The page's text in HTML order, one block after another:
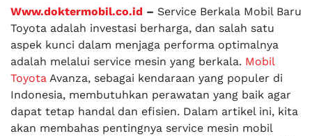
Www.doktermobil.co.id – Service Berkala Mobil Baru
Toyota adalah investasi berharga, dan salah satu
aspek kunci dalam menjaga performa optimalnya
adalah melalui service mesin yang berkala. Mobil
Toyota Avanza, sebagai kendaraan yang populer di
Indonesia, membutuhkan perawatan yang baik agar
dapat tetap handal dan efisien. Dalam artikel ini, kita
akan membahas pentingnya service mesin mobil